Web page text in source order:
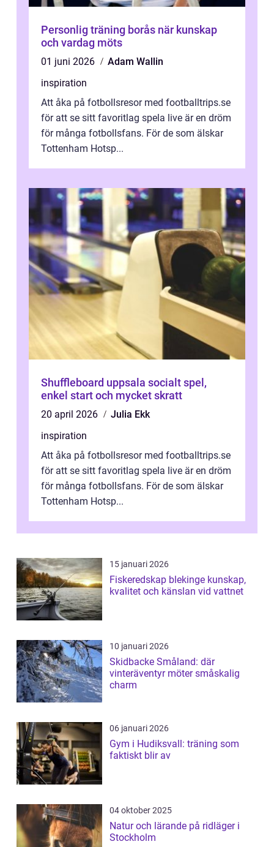
Personlig träning borås när kunskap
och vardag möts
01 juni 2026
Adam Wallin
inspiration
Att åka på fotbollsresor med footballtrips.se
för att se sitt favoritlag spela live är en dröm
för många fotbollsfans. För de som älskar
Tottenham Hotsp...
Shuffleboard uppsala socialt spel,
enkel start och mycket skratt
20 april 2026
Julia Ekk
inspiration
Att åka på fotbollsresor med footballtrips.se
för att se sitt favoritlag spela live är en dröm
för många fotbollsfans. För de som älskar
Tottenham Hotsp...
15 januari 2026
Fiskeredskap blekinge kunskap,
kvalitet och känslan vid vattnet
10 januari 2026
Skidbacke Småland: där
vinteräventyr möter småskalig
charm
06 januari 2026
Gym i Hudiksvall: träning som
faktiskt blir av
04 oktober 2025
Natur och lärande på ridläger i
Stockholm